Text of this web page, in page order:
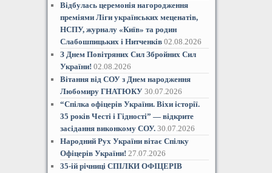
Відбулась церемонія нагородження
преміями Ліги українських меценатів,
НСПУ, журналу «Київ» та родин
Слабошпицьких і Нитченків 02.08.2026
З Днем Повітряних Сил Збройних Сил
України! 02.08.2026
Вітання від СОУ з Днем народження
Любомиру ГНАТЮКУ 30.07.2026
“Спілка офіцерів України. Віхи історії.
35 років Честі і Гідностіˮ — відкрите
засідання виконкому СОУ. 30.07.2026
Народний Рух України вітає Спілку
Офіцерів України! 27.07.2026
35-ій річниці СПІЛКИ ОФІЦЕРІВ